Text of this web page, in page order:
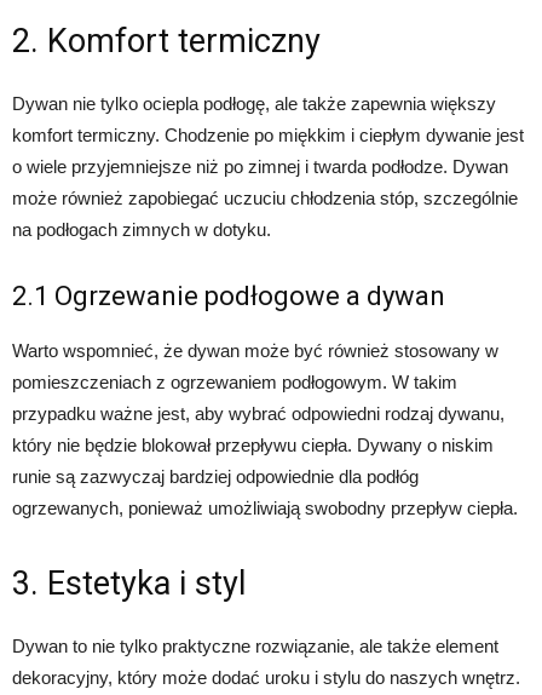
2. Komfort termiczny
Dywan nie tylko ociepla podłogę, ale także zapewnia większy
komfort termiczny. Chodzenie po miękkim i ciepłym dywanie jest
o wiele przyjemniejsze niż po zimnej i twarda podłodze. Dywan
może również zapobiegać uczuciu chłodzenia stóp, szczególnie
na podłogach zimnych w dotyku.
2.1 Ogrzewanie podłogowe a dywan
Warto wspomnieć, że dywan może być również stosowany w
pomieszczeniach z ogrzewaniem podłogowym. W takim
przypadku ważne jest, aby wybrać odpowiedni rodzaj dywanu,
który nie będzie blokował przepływu ciepła. Dywany o niskim
runie są zazwyczaj bardziej odpowiednie dla podłóg
ogrzewanych, ponieważ umożliwiają swobodny przepływ ciepła.
3. Estetyka i styl
Dywan to nie tylko praktyczne rozwiązanie, ale także element
dekoracyjny, który może dodać uroku i stylu do naszych wnętrz.